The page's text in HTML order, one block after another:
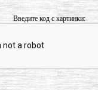
Введите код с картинки: